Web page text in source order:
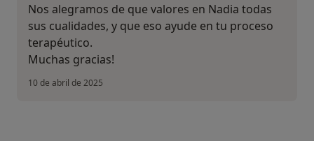
Nos alegramos de que valores en Nadia todas
sus cualidades, y que eso ayude en tu proceso
terapéutico.
Muchas gracias!
10 de abril de 2025